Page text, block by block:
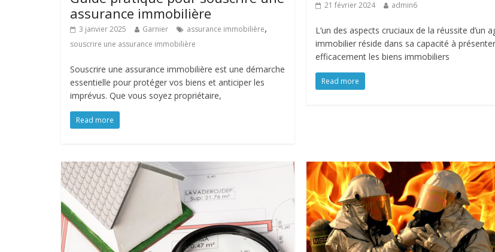
assurance immobilière
3 janvier 2025 Garnier assurance immobilière,
souscrire une assurance immobilière
Souscrire une assurance immobilière est une démarche
essentielle pour protéger vos biens et anticiper les
imprévus. Que vous soyez propriétaire,
Read more
21 février 2024 admin6
L’un des aspects cruciaux de la réussite d’un
immobilier réside dans sa capacité à présenter
efficacement les biens immobiliers
Read more